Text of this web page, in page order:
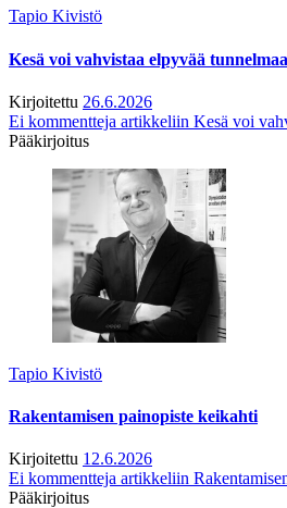
Tapio Kivistö
Kesä voi vahvistaa elpyvää tunnelmaa
Kirjoitettu 26.6.2026
Ei kommentteja artikkeliin Kesä voi
Pääkirjoitus
Tapio Kivistö
Rakentamisen painopiste keikahti
Kirjoitettu 12.6.2026
Ei kommentteja artikkeliin
Pääkirjoitus